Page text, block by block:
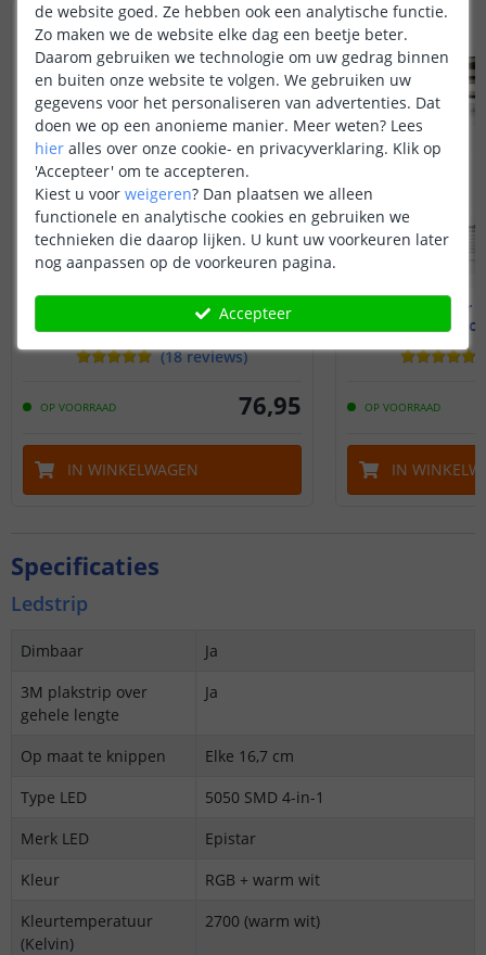
6 meter ledstrip Wit
Zigbee - complete set
(18 reviews)
OP VOORRAAD 76,95
IN WINKELWAGEN
6 meter
Zigbee -
OP VOORRAAD
IN
Specificaties
Ledstrip
Dimbaar
Ja
3M plakstrip over
gehele lengte
Ja
Op maat te knippen
Elke 16,7 cm
Type LED
5050 SMD 4-in-1
Merk LED
Epistar
Kleur
RGB + warm wit
Kleurtemperatuur
(Kelvin)
2700 (warm wit)
de website goed. Ze hebben ook een analytische functie.
Zo maken we de website elke dag een beetje beter.
Daarom gebruiken we technologie om uw gedrag binnen
en buiten onze website te volgen. We gebruiken uw
gegevens voor het personaliseren van advertenties. Dat
doen we op een anonieme manier. Meer weten? Lees
hier alles over onze cookie- en privacyverklaring. Klik op
'Accepteer' om te accepteren.
Kiest u voor weigeren? Dan plaatsen we alleen
functionele en analytische cookies en gebruiken we
technieken die daarop lijken. U kunt uw voorkeuren later
nog aanpassen op de voorkeuren pagina.
Accepteer